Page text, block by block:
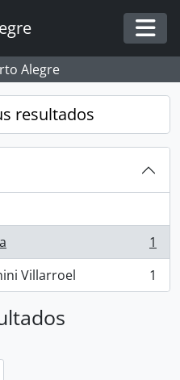
Alegre
resultados
1
Villarroel
1